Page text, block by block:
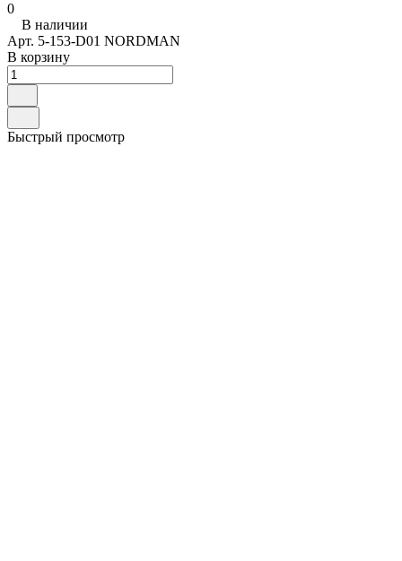
0
В наличии
Арт. 5-153-D01 NORDMAN
В корзину
Быстрый просмотр